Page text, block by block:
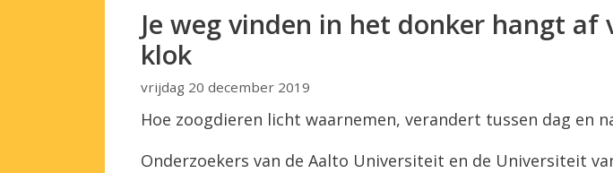
Je weg vinden in het donker hangt af
klok
vrijdag 20 december 2019
Hoe zoogdieren licht waarnemen, verandert tussen dag en
Onderzoekers van de Aalto Universiteit en de Universiteit